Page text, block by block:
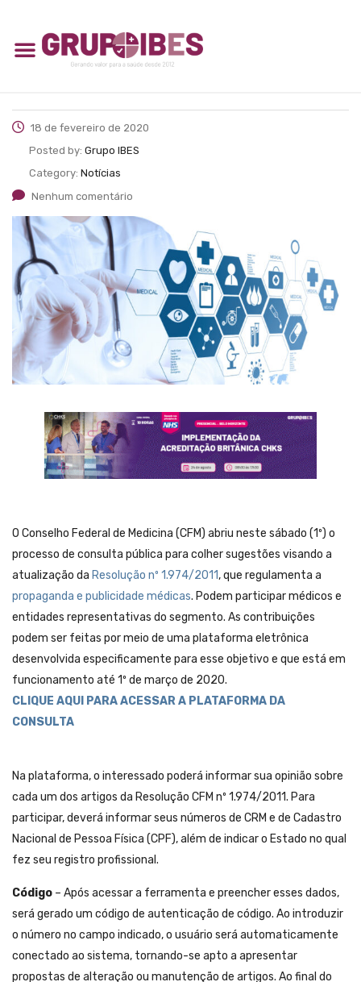
18 de fevereiro de 2020
Posted by: Grupo IBES
Category: Notícias
Nenhum comentário
O Conselho Federal de Medicina (CFM) abriu neste sábado (1º) o
processo de consulta pública para colher sugestões visando a
atualização da Resolução nº 1.974/2011, que regulamenta a
propaganda e publicidade médicas. Podem participar médicos e
entidades representativas do segmento. As contribuições
podem ser feitas por meio de uma plataforma eletrônica
desenvolvida especificamente para esse objetivo e que está em
funcionamento até 1º de março de 2020.
CLIQUE AQUI PARA ACESSAR A PLATAFORMA DA
CONSULTA
Na plataforma, o interessado poderá informar sua opinião sobre
cada um dos artigos da Resolução CFM nº 1.974/2011. Para
participar, deverá informar seus números de CRM e de Cadastro
Nacional de Pessoa Física (CPF), além de indicar o Estado no qual
fez seu registro profissional.
Código – Após acessar a ferramenta e preencher esses dados,
será gerado um código de autenticação de código. Ao introduzir
o número no campo indicado, o usuário será automaticamente
conectado ao sistema, tornando-se apto a apresentar
propostas de alteração ou manutenção de artigos. Ao final do